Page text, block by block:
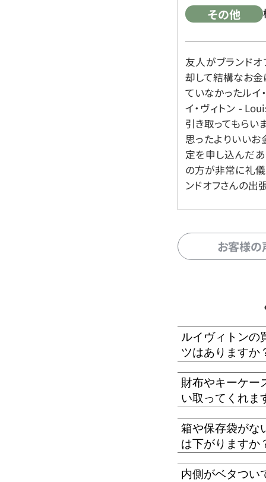
その他
友人がブランド
却して結構なお金
ていなかったルイ
イ・ヴィトン -
引き取ってもらい
思ったよりいいお
定を申し込んだ
の方が非常に礼儀
ンドオフさんの出
お客様
ルイヴィトンの
ツはありますか
財布やキーケー
い取ってくれま
箱や保存袋がな
は下がりますか
内側がベタつい